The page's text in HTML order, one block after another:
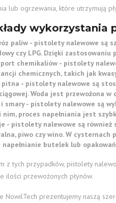
lub ogrzewania, które utrzymują
paliw - pistolety nalewowe są
czy LPG. Dzięki
chemikaliów - pistolety
chemicznych, takich jak
pitna - pistolety nalewowe są
Woda jest przewożona
smary - pistolety nalewowe są
nim, proces napełniania jest
- pistolety nalewowe są również
piwo czy wino. W cysternach
napełnianie butelek lub
z tych przypadków, pistolety
ilości przewożonych płynów.
NowilTech prezentujemy naszą